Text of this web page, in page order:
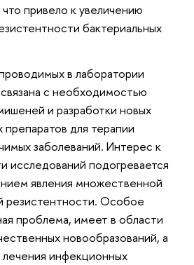
привело к увеличению
бактериальных
в лаборатории
с необходимостью
и разработки новых
препаратов для терапии
заболеваний. Интерес к
исследований подогревается
явления множественной
резистентности. Особое
проблема, имеет в области
новообразований, а
инфекционных